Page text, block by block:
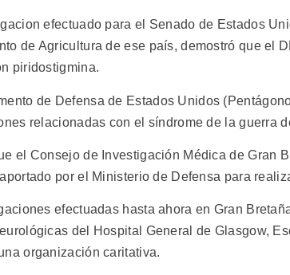
efectuado para el Senado de Estados
de Agricultura de ese país, demostró que el
piridostigmina.
de Defensa de Estados Unidos
relacionadas con el síndrome de la guerra
el Consejo de Investigación Médica de Gran
por el Ministerio de Defensa para
efectuadas hasta ahora en Gran
del Hospital General de Glasgow,
organización caritativa.